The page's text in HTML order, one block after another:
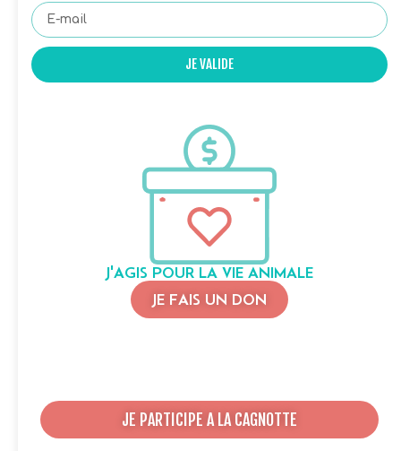
JE VALIDE
J'AGIS POUR LA VIE ANIMALE
JE FAIS UN DON
JE PARTICIPE A LA CAGNOTTE